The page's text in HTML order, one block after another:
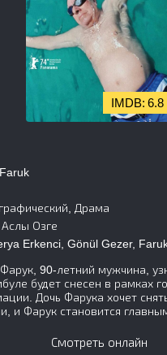
6.8
Faruk
Драма
Аслы Озге
Erkenci, Gönül Gezer,
Фарук, 90-летний мужчина,
будет снесен в рамках
Дочь Фарука хочет
и Фарук становится
Смотреть онлайн